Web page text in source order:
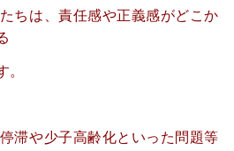
ちは、責任感や正義感がどこか
。
滞や少子高齢化といった問題等